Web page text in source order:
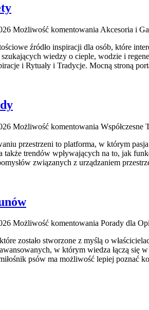
Możliwość komentowania Akcesoria i
źródło inspiracji dla osób, które
wiedzy o cieple, wodzie i
i Rytuały i Tradycje. Mocną stroną
Możliwość komentowania Współczesne
przestrzeni to platforma, w którym
trendów wpływających na to, jak
związanych z urządzaniem
Możliwość komentowania Porady dla
zostało stworzone z myślą o
w którym wiedza łączą się
psów ma możliwość lepiej poznać